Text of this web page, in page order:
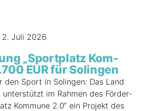
2. Juli 2026
„Sport­platz Kom­
EUR für Solingen
den Sport in Solin­gen: Das Land
unterstützt im Rah­men des För­der­
Kom­mu­ne 2.0“ ein Pro­jekt des